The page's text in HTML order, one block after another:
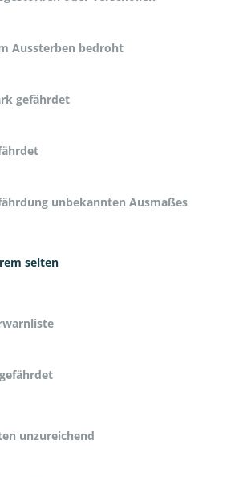
Aussterben bedroht
gefährdet
unbekannten Ausmaßes
selten
unzureichend